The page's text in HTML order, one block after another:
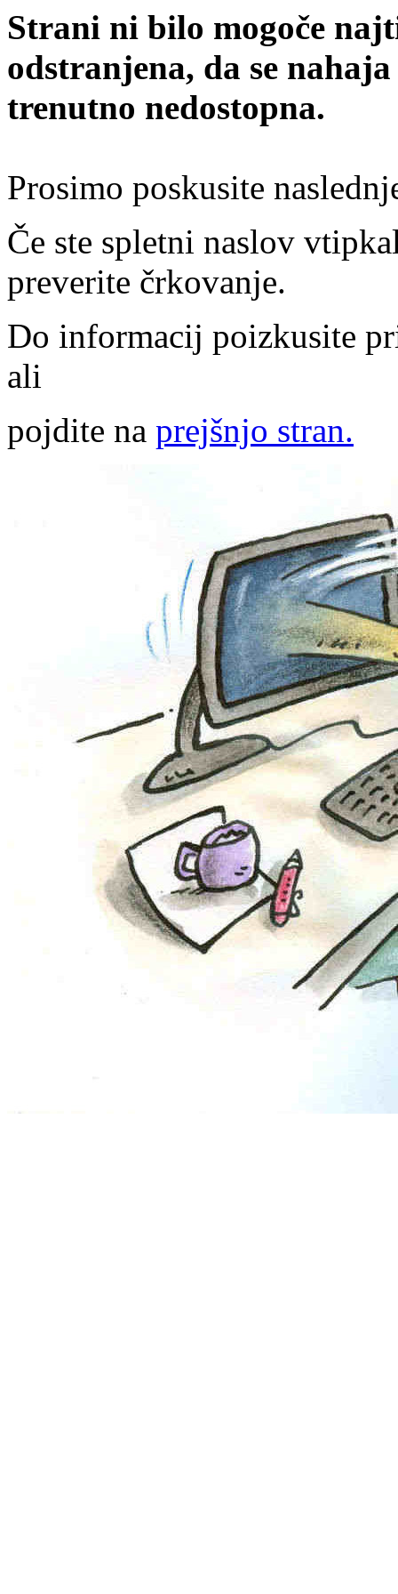
Strani ni bilo mogoče
odstranjena, da se
trenutno nedostopna.
Prosimo poskusite
Če ste spletni naslov
preverite črkovanje.
Do informacij poizkusite
ali
pojdite na prejšnjo stran.